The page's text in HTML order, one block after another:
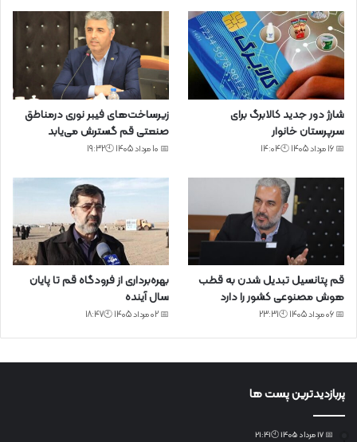
شارژ دور جدید کالابرگ برای
سرپرستان خانوار
📅 16 مرداد 1405 🕙14:04
زیرساخت‌های فیبر نوری درمناطق
صنعتی قم گسترش می‌یابد
📅 10 مرداد 1405 🕙19:32
قم پتانسیل تبدیل شدن به قطب
هوش مصنوعی کشور را دارد
📅 06 مرداد 1405 🕙23:31
بهره‌برداری از فرودگاه قم تا پایان
سال آینده
📅 02 مرداد 1405 🕙18:47
پربازدیدترین پست ها
📅 17 مرداد 1405 🕙21:41